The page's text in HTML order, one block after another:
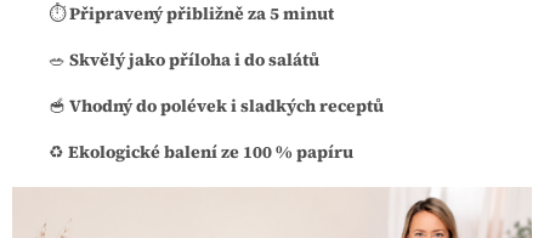
⏱️Připravený přibližně za 5 minut
🥗 Skvělý jako příloha i do salátů
🥣 Vhodný do polévek i sladkých receptů
♻️ Ekologické balení ze 100 % papíru